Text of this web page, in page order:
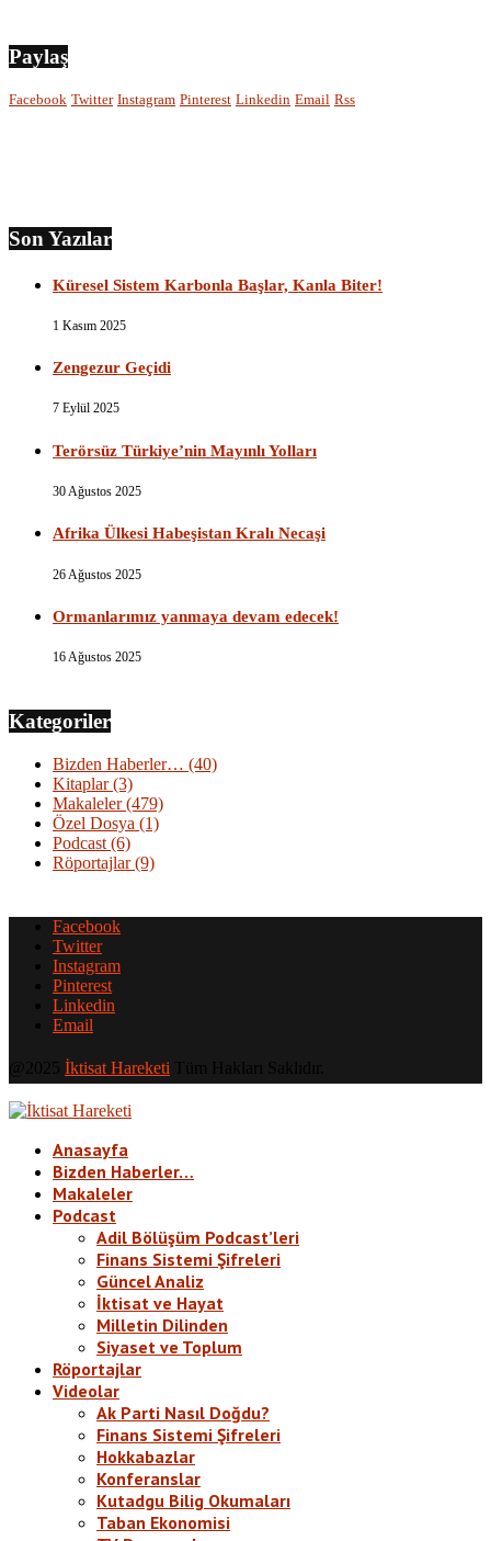
Paylaş
Facebook Twitter Instagram Pinterest Linkedin Email Rss
Son Yazılar
Küresel Sistem Karbonla Başlar, Kanla Biter!
1 Kasım 2025
Zengezur Geçidi
7 Eylül 2025
Terörsüz Türkiye’nin Mayınlı Yolları
30 Ağustos 2025
Afrika Ülkesi Habeşistan Kralı Necaşi
26 Ağustos 2025
Ormanlarımız yanmaya devam edecek!
16 Ağustos 2025
Kategoriler
Bizden Haberler… (40)
Kitaplar(3)
Makaleler(479)
Özel Dosya (1)
Podcast (6)
Röportajlar(9)
Facebook
Twitter
Instagram
Pinterest
Linkedin
Email
İktisat Hareketi
Anasayfa
Bizden Haberler…
Makaleler
Podcast
Adil Bölüşüm Podcast’leri
Finans Sistemi Şifreleri
Güncel Analiz
İktisat ve Hayat
Milletin Dilinden
Siyaset ve Toplum
Röportajlar
Videolar
Ak Parti Nasıl Doğdu?
Finans Sistemi Şifreleri
Hokkabazlar
Konferanslar
Kutadgu Bilig Okumaları
Taban Ekonomisi